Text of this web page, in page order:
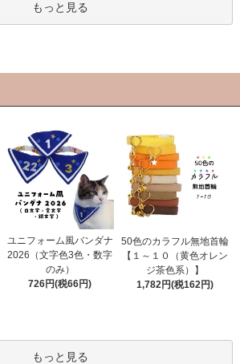
もっと見る
ユニフォーム風バンダナ
2026（文字色3色・数字
のみ）
726円(税66円)
50色のカラフル無地首輪
【１～１０（黄色オレン
ジ茶色系）】
1,782円(税162円)
もっと見る